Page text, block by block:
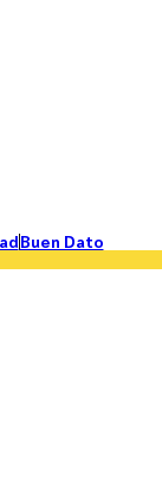
Buen Dato